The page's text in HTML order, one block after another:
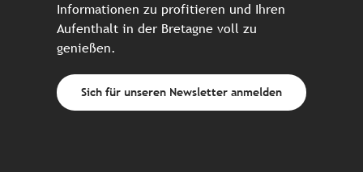
Informationen zu profitieren und Ihren
Aufenthalt in der Bretagne voll zu
genießen.
Sich für unseren Newsletter anmelden